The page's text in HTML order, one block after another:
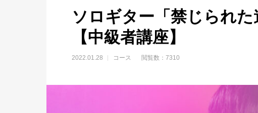
ソロギター「禁じられ
【中級者講座】
2022.01.28 コース 閲覧数：7310